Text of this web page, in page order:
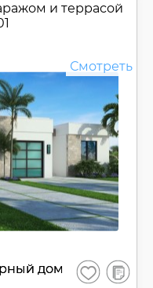
и террасой
Смотреть
дом Сохранить
В